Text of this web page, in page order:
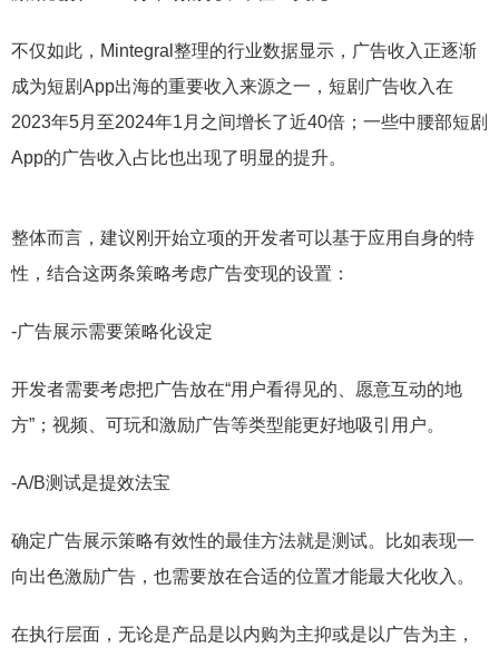
不仅如此，Mintegral整理的行业数据显示，广告收入正逐渐
成为短剧App出海的重要收入来源之一，短剧广告收入在
2023年5月至2024年1月之间增长了近40倍；一些中腰部短剧
App的广告收入占比也出现了明显的提升。
整体而言，建议刚开始立项的开发者可以基于应用自身的特
性，结合这两条策略考虑广告变现的设置：
-广告展示需要策略化设定
开发者需要考虑把广告放在“用户看得见的、愿意互动的地
方”；视频、可玩和激励广告等类型能更好地吸引用户。
-A/B测试是提效法宝
确定广告展示策略有效性的最佳方法就是测试。比如表现一
向出色激励广告，也需要放在合适的位置才能最大化收入。
在执行层面，无论是产品是以内购为主抑或是以广告为主，